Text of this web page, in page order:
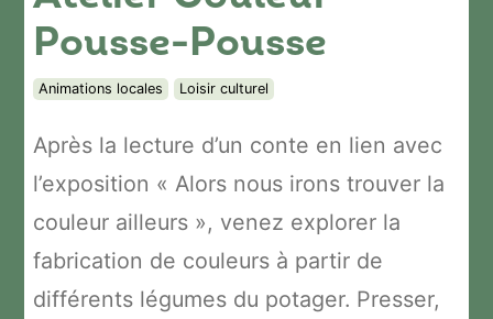
Pousse-Pousse
Animations locales Loisir culturel
Après la lecture d’un conte en lien avec
l’exposition « Alors nous irons trouver la
couleur ailleurs », venez explorer la
fabrication de couleurs à partir de
différents légumes du potager. Presser,